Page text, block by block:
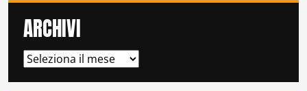
ARCHIVI
ARCHIVI